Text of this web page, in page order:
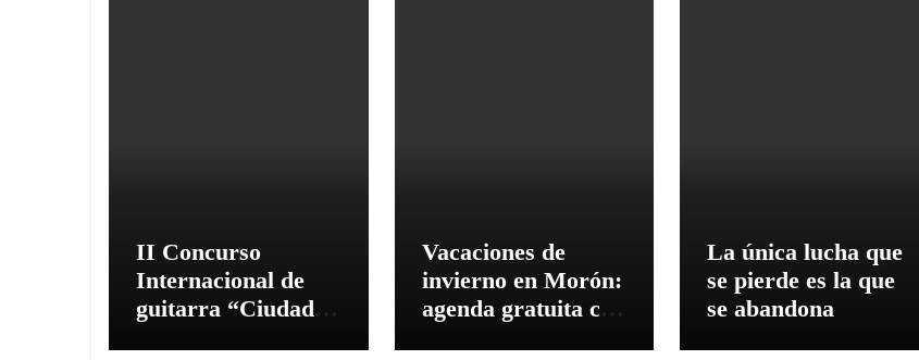
II Concurso
Internacional de
guitarra “Ciudad
Vacaciones de
invierno en Morón:
agenda gratuita con
La única lucha que
se pierde es la que
se abandona